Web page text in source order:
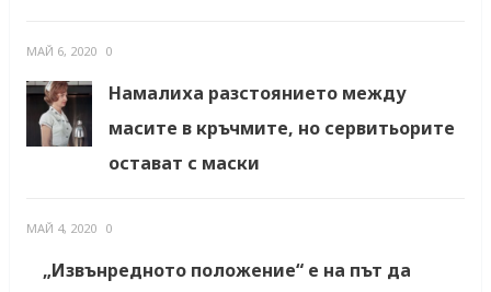
МАЙ 6, 2020 0
Намалиха разстоянието между
масите в кръчмите, но сервитьорите
остават с маски
МАЙ 4, 2020 0
„Извънредното положение“ е на път да